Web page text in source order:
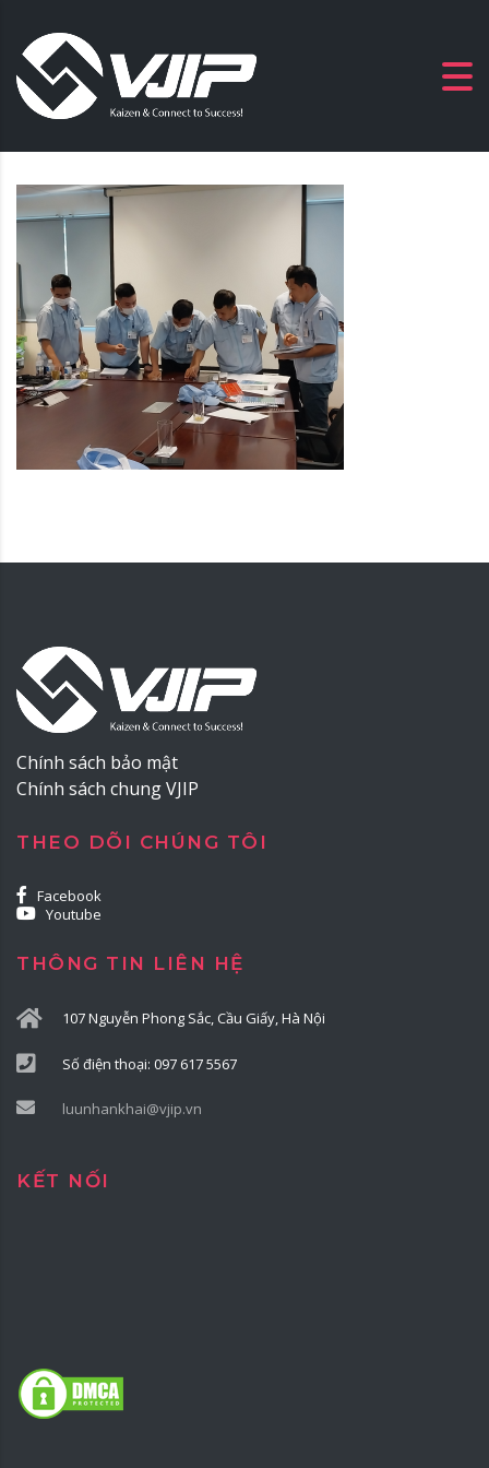
Chính sách bảo mật
Chính sách chung VJIP
THEO DÕI CHÚNG TÔI
Facebook
Youtube
THÔNG TIN LIÊN HỆ
107 Nguyễn Phong Sắc, Cầu Giấy, Hà Nội
Số điện thoại: 097 617 5567
luunhankhai@vjip.vn
KẾT NỐI